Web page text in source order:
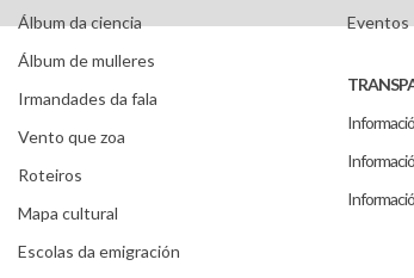
Álbum da ciencia
Álbum de mulleres
Irmandades da fala
Vento que zoa
Roteiros
Mapa cultural
Escolas da emigración
Eventos